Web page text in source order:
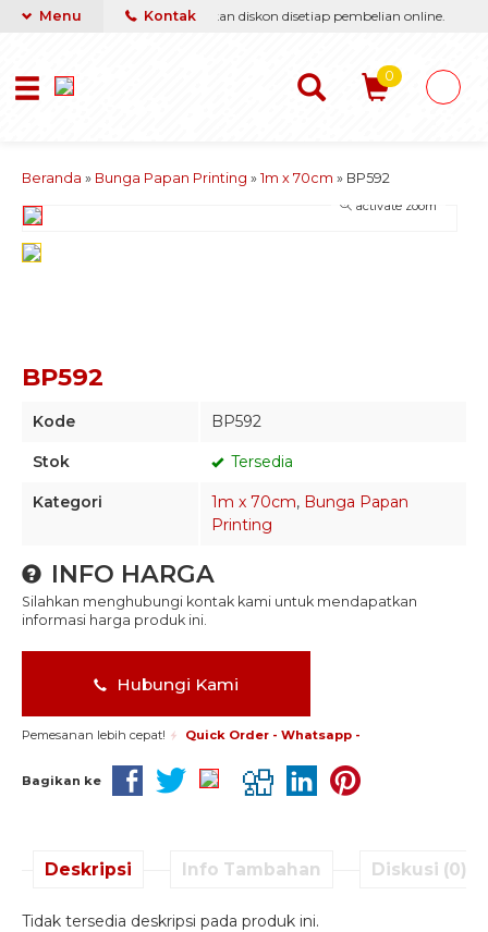
terbaik & termurah, dapatkan diskon disetiap pembelian online.
Menu Kontak
0
Beranda » Bunga Papan Printing » 1m x 70cm » BP592
activate zoom
BP592
Kode BP592
Stok Tersedia
Kategori 1m x 70cm, Bunga Papan
Printing
INFO HARGA
Silahkan menghubungi kontak kami untuk mendapatkan
informasi harga produk ini.
Hubungi Kami
Pemesanan lebih cepat! Quick Order - Whatsapp -
Bagikan ke
Deskripsi Info Tambahan Diskusi (0)
Tidak tersedia deskripsi pada produk ini.